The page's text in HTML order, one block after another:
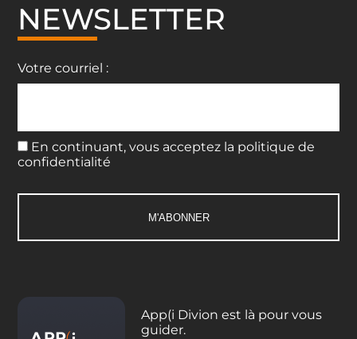
NEWSLETTER
Votre courriel :
En continuant, vous acceptez la politique de
confidentialité
App(i Divion est là pour vous
guider.